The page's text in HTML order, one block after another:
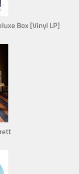
Box [Vinyl LP]